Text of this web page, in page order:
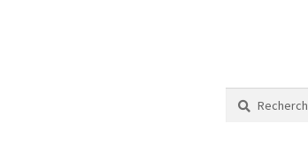
Recherche
pour :
Recherche